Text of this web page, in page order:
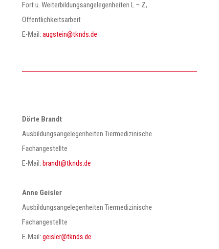
Fort u. Weiterbildungsangelegenheiten L – Z,
Öffentlichkeitsarbeit
E-Mail:
ed.sdnkt
@nietsgua
Dörte Brandt
Ausbildungsangelegenheiten Tiermedizinische
Fachangestellte
E-Mail:
ed.sdnkt
@tdnarb
Anne Geisler
Ausbildungsangelegenheiten Tiermedizinische
Fachangestellte
E-Mail:
ed.sdnkt
@relsieg